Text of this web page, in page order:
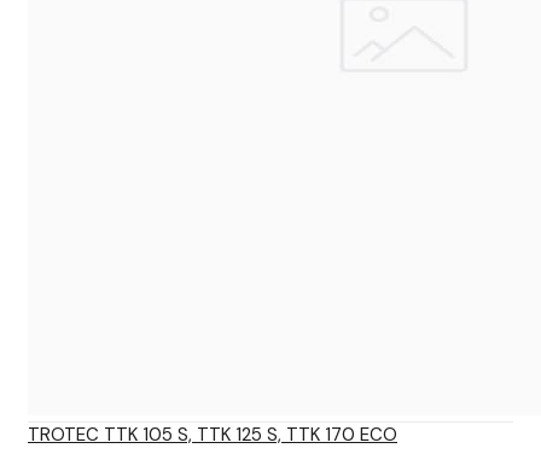
TROTEC TTK 105 S, TTK 125 S, TTK 170 ECO